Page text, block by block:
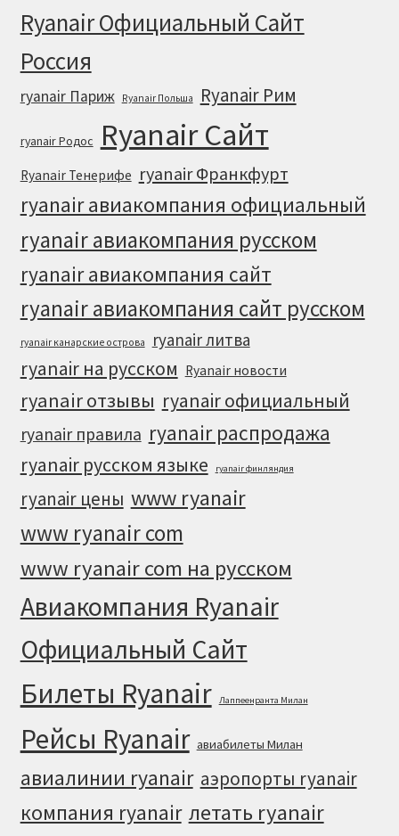
Ryanair Официальный Cайт
Россия
ryanair Париж Ryanair Польша Ryanair Рим
ryanair Родос Ryanair Сайт
Ryanair Тенерифе ryanair Франкфурт
ryanair авиакомпания официальный
ryanair авиакомпания русском
ryanair авиакомпания сайт
ryanair авиакомпания сайт русском
ryanair канарские острова ryanair литва
ryanair на русском Ryanair новости
ryanair отзывы ryanair официальный
ryanair правила ryanair распродажа
ryanair русском языке ryanair финляндия
ryanair цены www ryanair
www ryanair com
www ryanair com на русском
Авиакомпания Ryanair
Официальный Cайт
Билеты Ryanair Лаппеенранта Милан
Рейсы Ryanair авиабилеты Милан
авиалинии ryanair аэропорты ryanair
компания ryanair летать ryanair